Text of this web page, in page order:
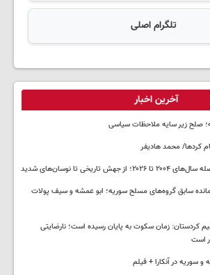
تلگرام اصلی
آخرین اخبار
صلح زیر سایه ملاحظات سیاسی
کردها/ محمد هادیفر
تاریخی تا نوسان‌های شدید
سابق گروه‌های مسلح سوریه؛ ابو عمشه و سیف پولات
کردستان: زمان سکوت به پایان رسیده است؛ نارضایتی
است
و سوریه در آنکارا + فیلم